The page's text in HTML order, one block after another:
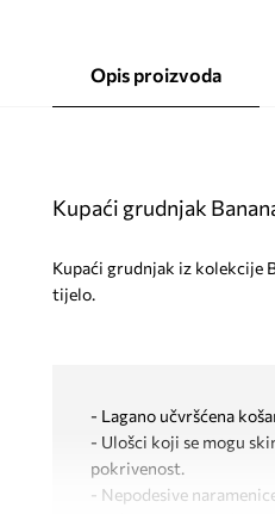
Opis proizvoda
Kupaći grudnjak
Kupaći grudnjak iz kolekcije
tijelo.
- Lagano učvršćena
- Ulošci koji se mogu
pokrivenost.
- Nepodesive